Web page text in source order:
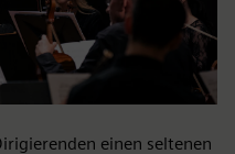
einen seltenen